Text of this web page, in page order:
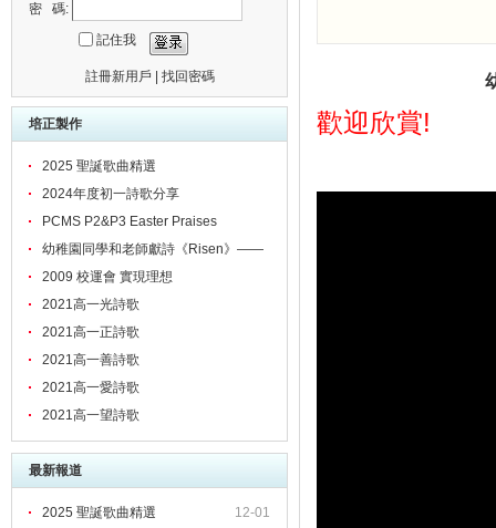
密 碼:
記住我
註冊新用戶 找回密碼
培正製作
2025 聖誕歌曲精選
2024年度初一詩歌分享
PCMS P2&P3 Easter Praises
幼稚園同學和老師獻詩《Risen》——
頌揚主的愛！
2009 校運會 實現理想
2021高一光詩歌
2021高一正詩歌
2021高一善詩歌
2021高一愛詩歌
2021高一望詩歌
最新報道
12-01
2025 聖誕歌曲精選
歡迎欣賞!